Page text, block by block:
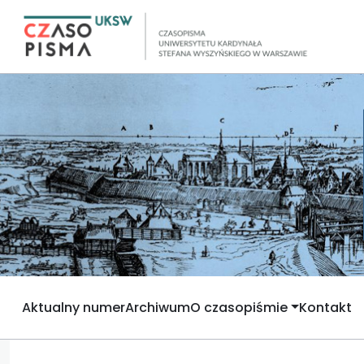
Aktualny numerArchiwumO czasopiśmie Kontakt